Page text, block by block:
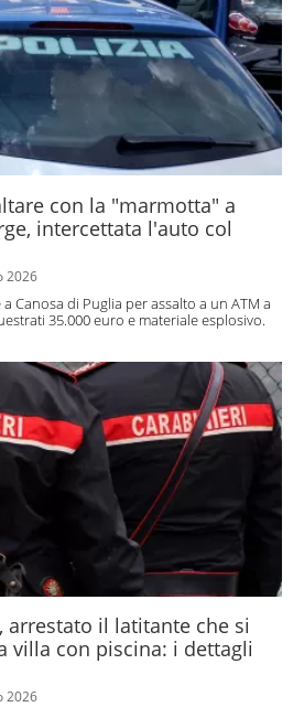
con la "marmotta" a
intercettata l'auto col
2026
Canosa di Puglia per assalto a un ATM a
35.000 euro e materiale esplosivo.
arrestato il latitante che si
villa con piscina: i dettagli
2026